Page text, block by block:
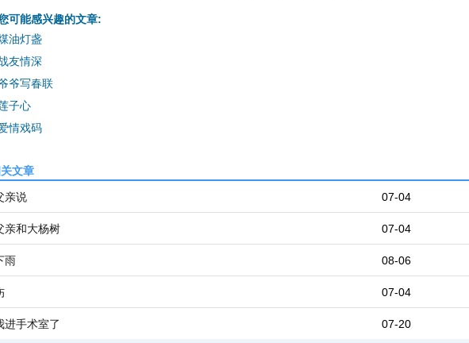
可能感兴趣的文章:
油灯盏
友情深
爷写春联
子心
情戏码
文章
07-04
亲说
07-04
亲和大杨树
08-06
雨
07-04
07-20
进手术室了